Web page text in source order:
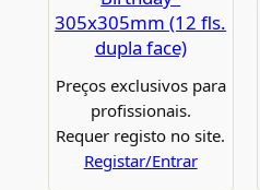
305x305mm (12 fls.
dupla face)
Preços exclusivos para
profissionais.
Requer registo no site.
Registar/Entrar